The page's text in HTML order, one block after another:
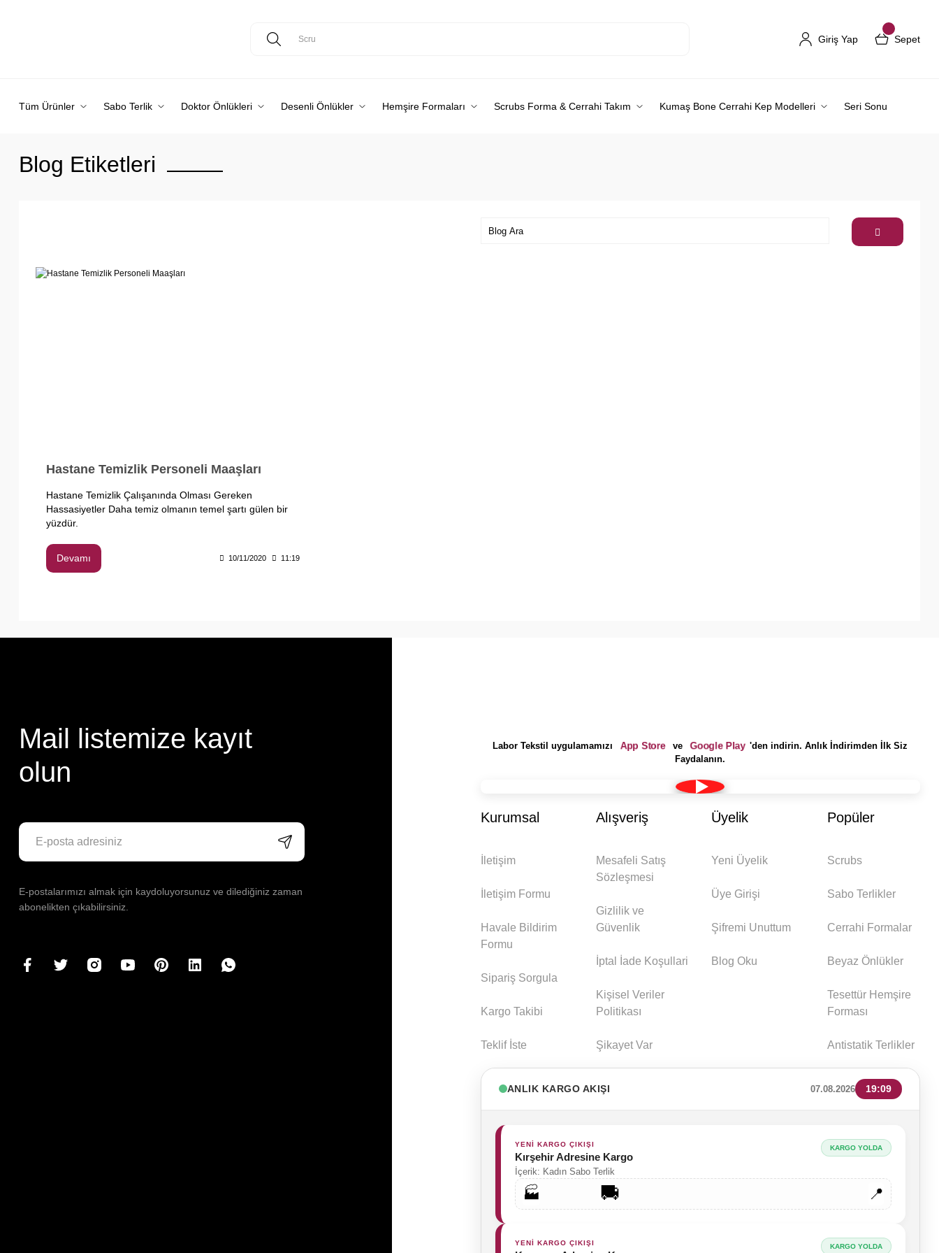
Giriş Yap Sepet
Tüm Ürünler Sabo Terlik Doktor Önlükleri Desenli Önlükler Hemşire Formaları Scrubs Forma & Cerrahi Takım Kumaş Bone Cerrahi Kep Modelleri Seri Sonu
Blog Etiketleri
Hastane Temizlik Personeli Maaşları
Hastane Temizlik Çalışanında Olması Gereken
Hassasiyetler Daha temiz olmanın temel şartı gülen bir
yüzdür.
Devamı 10/11/2020 11:19
Mail listemize kayıt
olun
E-postalarımızı almak için kaydoluyorsunuz ve dilediğiniz zaman
abonelikten çıkabilirsiniz.
Labor Tekstil uygulamamızı App Store ve Google Play 'den indirin. Anlık İndirimden İlk Siz
Faydalanın.
Kurumsal
İletişim
İletişim Formu
Havale Bildirim
Formu
Sipariş Sorgula
Kargo Takibi
Teklif İste
Alışveriş
Mesafeli Satış
Sözleşmesi
Gizlilik ve
Güvenlik
İptal İade Koşullari
Kişisel Veriler
Politikası
Şikayet Var
Üyelik
Yeni Üyelik
Üye Girişi
Şifremi Unuttum
Blog Oku
Popüler
Scrubs
Sabo Terlikler
Cerrahi Formalar
Beyaz Önlükler
Tesettür Hemşire
Forması
Antistatik Terlikler
ANLIK KARGO AKIŞI 07.08.2026 19:09
YENİ KARGO ÇIKIŞI
Kırşehir Adresine Kargo
İçerik: Kadın Sabo Terlik
KARGO YOLDA
🏭 📍
YENİ KARGO ÇIKIŞI KARGO YOLDA